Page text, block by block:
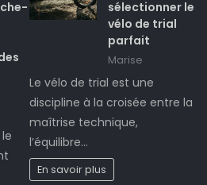
sélectionner le
vélo de trial
parfait
Marise
Le vélo de trial est une
discipline à la croisée entre la
maîtrise technique,
l’équilibre…
En savoir plus